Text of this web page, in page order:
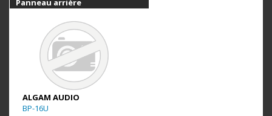
Panneau arrière
ALGAM AUDIO
BP-16U